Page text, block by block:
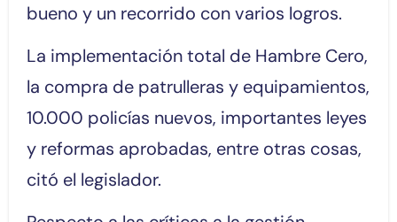
bueno y un recorrido con varios logros.
La implementación total de Hambre Cero,
la compra de patrulleras y equipamientos,
10.000 policías nuevos, importantes leyes
y reformas aprobadas, entre otras cosas,
citó el legislador.